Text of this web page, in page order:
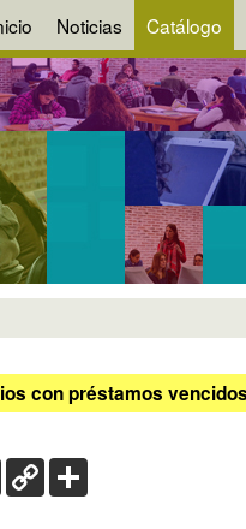
Noticias Catálogo
con préstamos
X Copy
Link